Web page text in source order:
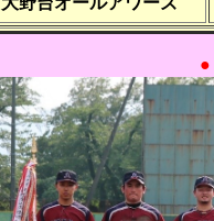
●